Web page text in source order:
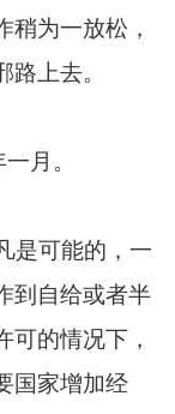
稍为一放松，
上去。
一月。
是可能的，一
到自给或者半
可的情况下，
国家增加经